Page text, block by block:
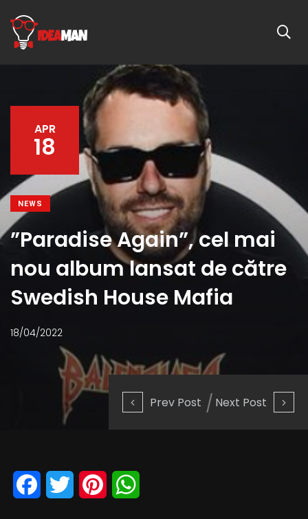
Prev Post Next Post
APR
18
NEWS
”Paradise Again”, cel mai
nou album lansat de către
Swedish House Mafia
18/04/2022
Facebook
Twitter Pinterest